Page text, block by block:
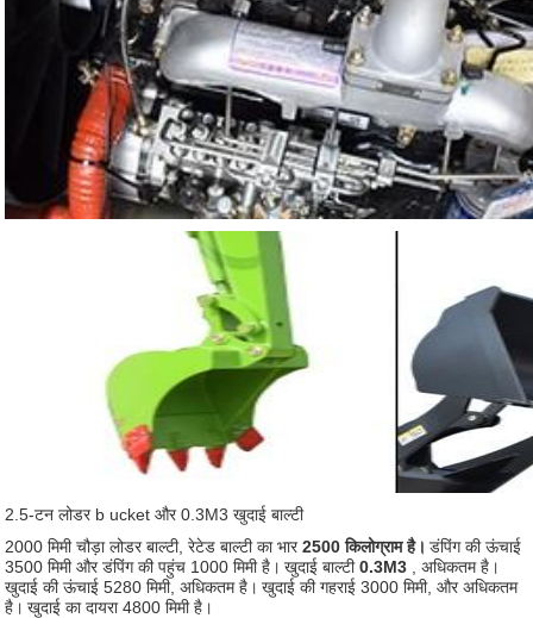
2.5-टन लोडर b ucket और0.3M3 खुदाई बाल्टी
2000 मिमी चौड़ा लोडर बाल्टी, रेटेड बाल्टी का भार2500 किलोग्राम है। डंपिंग की ऊंचाई
3500 मिमी और डंपिंग की पहुंच 1000 मिमी है। खुदाई बाल्टी0.3M3 , अधिकतम है।
खुदाई की ऊंचाई 5280 मिमी, अधिकतम है। खुदाई की गहराई 3000 मिमी, और अधिकतम
है। खुदाई का दायरा 4800 मिमी है।